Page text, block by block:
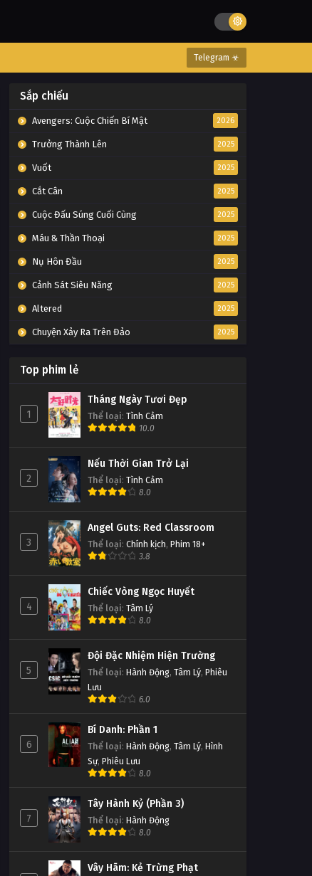
Telegram ☣
Sắp chiếu
Avengers: Cuộc Chiến Bí Mật 2026
Trưởng Thành Lên 2025
Vuốt 2025
Cắt Cân 2025
Cuộc Đấu Súng Cuối Cùng 2025
Máu & Thần Thoại 2025
Nụ Hôn Đầu 2025
Cảnh Sát Siêu Năng 2025
Altered 2025
Chuyện Xảy Ra Trên Đảo 2025
Top phim lẻ
1
Tháng Ngày Tươi Đẹp
Thể loại: Tình Cảm
10.0
2
Nếu Thời Gian Trở Lại
Thể loại: Tình Cảm
8.0
3
Angel Guts: Red Classroom
Thể loại: Chính kịch, Phim 18+
3.8
4
Chiếc Vòng Ngọc Huyết
Thể loại: Tâm Lý
8.0
5
Đội Đặc Nhiệm Hiện Trường
Thể loại: Hành Động, Tâm Lý, Phiêu
Lưu
6.0
6
Bí Danh: Phần 1
Thể loại: Hành Động, Tâm Lý, Hình
Sự, Phiêu Lưu
8.0
7
Tây Hành Kỷ (Phần 3)
Thể loại: Hành Động
8.0
Vây Hãm: Kẻ Trừng Phạt